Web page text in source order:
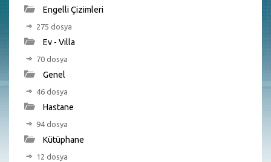
Engelli Çizimleri
275 dosya
Ev - Villa
70 dosya
Genel
46 dosya
Hastane
94 dosya
Kütüphane
12 dosya